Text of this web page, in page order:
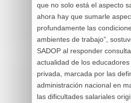
que no solo está el aspecto
ahora hay que sumarle
profundamente las
ambientes de trabajo”,
SADOP al responder
actualidad de los
privada, marcada por las
administración nacional en
las dificultades salariales